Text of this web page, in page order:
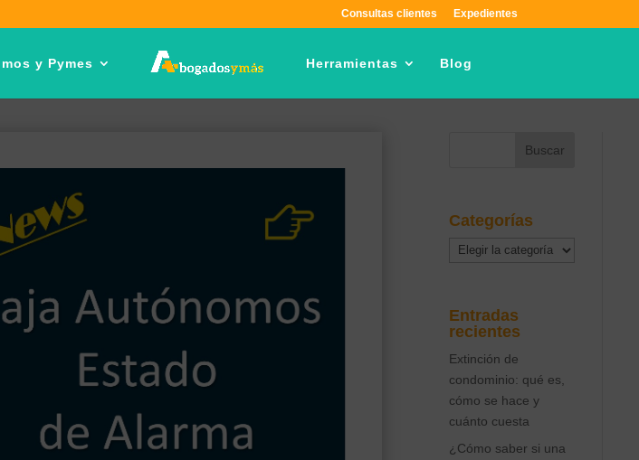
Consultas clientes Expedientes
y Pymes Herramientas Blog
Categorías
Categorías
Entradas
recientes
Extinción de
condominio: qué es,
cómo se hace y
cuánto cuesta
¿Cómo saber si una